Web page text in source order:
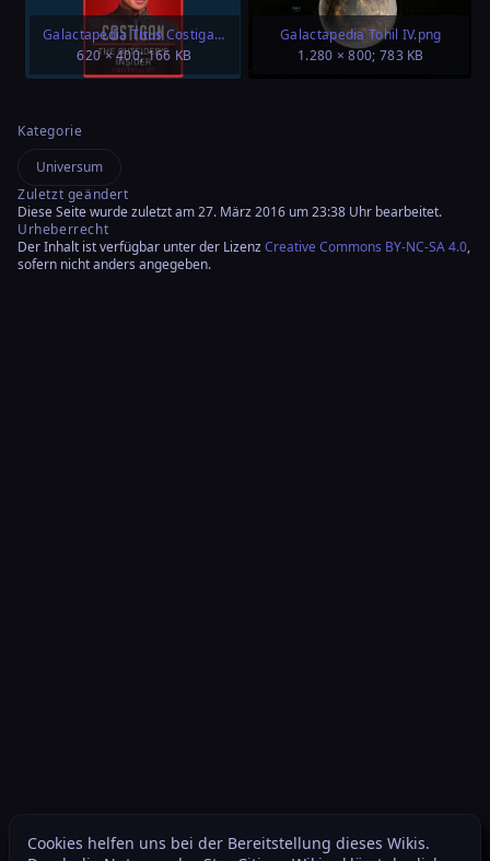
Galactapedia Titus Costigan.png
620 × 400; 166 KB
Galactapedia Tohil IV.png
1.280 × 800; 783 KB
Kategorie
Universum
Zuletzt geändert
Diese Seite wurde zuletzt am 27. März 2016 um 23:38 Uhr bearbeitet.
Urheberrecht
Der Inhalt ist verfügbar unter der LizenzCreative Commons BY-NC-SA 4.0,
sofern nicht anders angegeben.
Cookies helfen uns bei der Bereitstellung dieses Wikis.